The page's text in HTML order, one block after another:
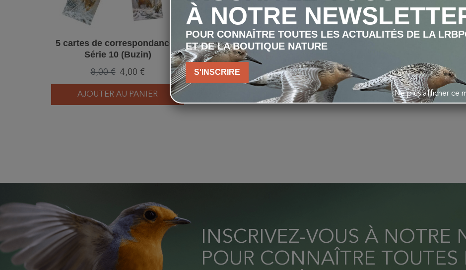
5 cartes de correspondance -
Série 10 (Buzin)
8,00 € 4,00 €
AJOUTER AU PANIER
INSCRIVEZ-VOUS À NOTRE
POUR CONNAÎTRE TOUTES
À NOTRE
POUR CONNAÎTRE TOUTES LES ACTUALITÉS DE LA
ET DE LA BOUTIQUE NATURE
S'INSCRIRE
Ne plus afficher ce